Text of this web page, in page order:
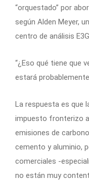
“orquestado” por
según Alden Meyer,
centro de análisis
“¿Eso qué tiene que
estará
La respuesta es que
impuesto fronterizo
emisiones de
cemento y aluminio,
comerciales -
no están muy